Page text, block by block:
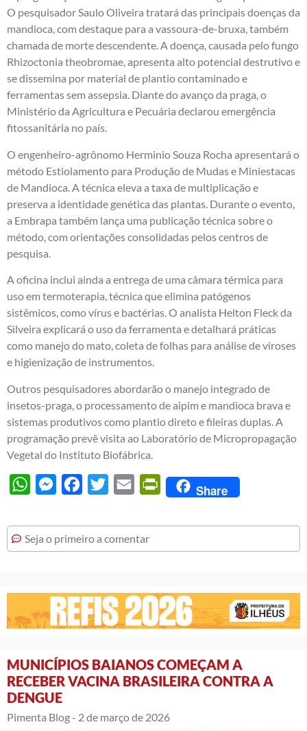
O pesquisador Saulo Oliveira tratará das principais doenças da
mandioca, com destaque para a vassoura-de-bruxa, também
chamada de morte descendente. A doença, causada pelo fungo
Rhizoctonia theobromae, apresenta alto potencial destrutivo e
se dissemina por material de plantio contaminado e
ferramentas sem assepsia. Diante do avanço da praga, o
Ministério da Agricultura e Pecuária declarou emergência
fitossanitária no país.
O engenheiro-agrônomo Herminio Souza Rocha apresentará o
método Estiolamento para Produção de Mudas e Miniestacas
de Mandioca. A técnica eleva a taxa de multiplicação e
preserva a identidade genética das plantas. Durante o evento,
a Embrapa também lança uma publicação técnica sobre o
método, com orientações consolidadas pelos centros de
pesquisa.
A oficina inclui ainda a entrega de uma câmara térmica para
uso em termoterapia, técnica que elimina patógenos
sistêmicos, como vírus e bactérias. O analista Helton Fleck da
Silveira explicará o uso da ferramenta e detalhará práticas
como manejo do mato, coleta de folhas para análise de viroses
e higienização de instrumentos.
Outros pesquisadores abordarão o manejo integrado de
insetos-praga, o processamento de aipim e mandioca brava e
sistemas produtivos como plantio direto e fileiras duplas. A
programação prevê visita ao Laboratório de Micropropagação
Vegetal do Instituto Biofábrica.
WhatsAppMessengerFacebook
Twitter Email PrintFriendly
Share
Seja o primeiro a comentar
MUNICÍPIOS BAIANOS COMEÇAM A
RECEBER VACINA BRASILEIRA CONTRA A
DENGUE
Pimenta Blog - 2 de março de 2026